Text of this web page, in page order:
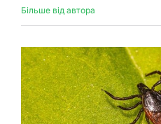
Більше від автора